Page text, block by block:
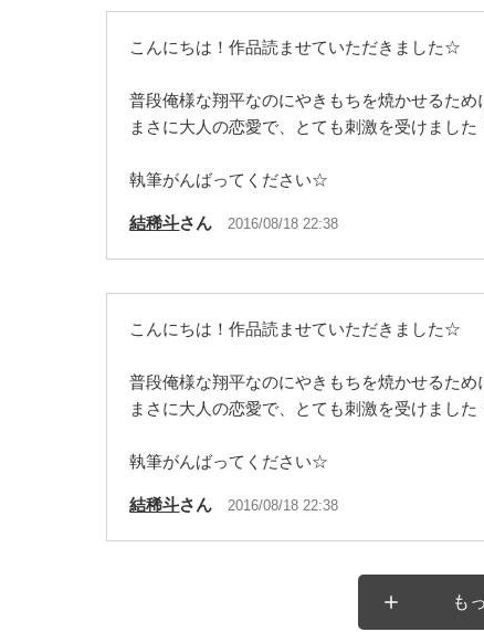
こんにちは！作品読ませていただきました☆
普段俺様な翔平なのにやきもちを焼かせるた
まさに大人の恋愛で、とても刺激を受けました
執筆がんばってください☆
結稀斗さん 2016/08/18 22:38
こんにちは！作品読ませていただきました☆
普段俺様な翔平なのにやきもちを焼かせるた
まさに大人の恋愛で、とても刺激を受けました
執筆がんばってください☆
結稀斗さん 2016/08/18 22:38
も